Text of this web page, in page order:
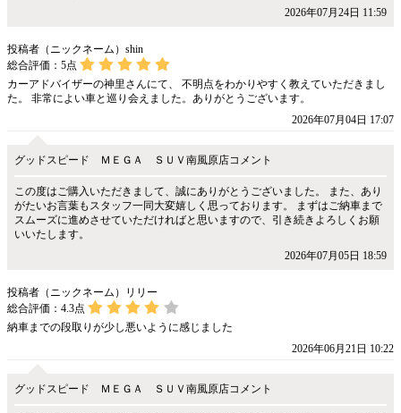
2026年07月24日 11:59
投稿者（ニックネーム）shin
総合評価： 5点
カーアドバイザーの神里さんにて、 不明点をわかりやすく教えていただきまし
た。 非常によい車と巡り会えました。ありがとうございます。
2026年07月04日 17:07
グッドスピード ＭＥＧＡ ＳＵＶ南風原店コメント
この度はご購入いただきまして、誠にありがとうございました。 また、あり
がたいお言葉もスタッフ一同大変嬉しく思っております。 まずはご納車まで
スムーズに進めさせていただければと思いますので、引き続きよろしくお願
いいたします。
2026年07月05日 18:59
投稿者（ニックネーム）リリー
総合評価： 4.3点
納車までの段取りが少し悪いように感じました
2026年06月21日 10:22
グッドスピード ＭＥＧＡ ＳＵＶ南風原店コメント